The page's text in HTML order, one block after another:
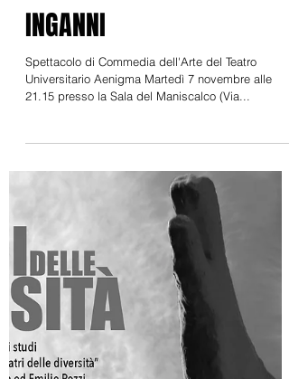
4 nov 2023
INGANNI
Spettacolo di Commedia dell'Arte del Teatro
Universitario Aenigma Martedì 7 novembre alle
21.15 presso la Sala del Maniscalco (Via...